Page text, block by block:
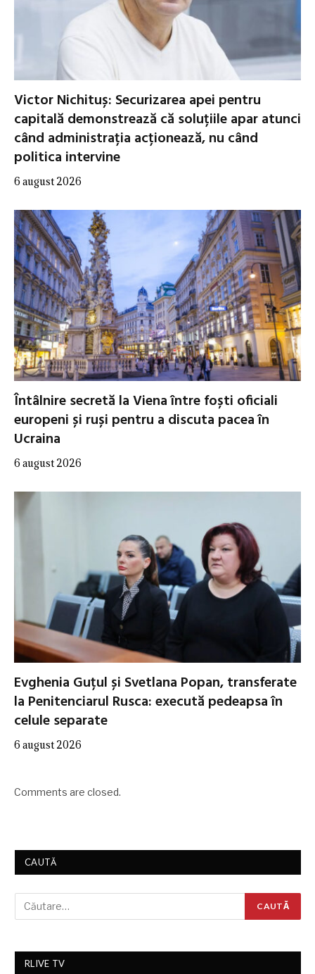
Victor Nichituș: Securizarea apei pentru
capitală demonstrează că soluțiile apar atunci
când administrația acționează, nu când
politica intervine
6 august 2026
Întâlnire secretă la Viena între foști oficiali
europeni și ruși pentru a discuta pacea în
Ucraina
6 august 2026
Evghenia Guțul și Svetlana Popan, transferate
la Penitenciarul Rusca: execută pedeapsa în
celule separate
6 august 2026
Comments are closed.
CAUTĂ
RLIVE TV